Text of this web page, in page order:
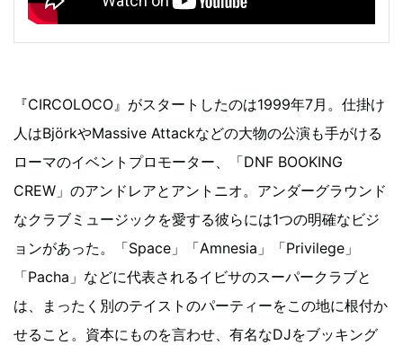
『CIRCOLOCO』がスタートしたのは1999年7月。仕掛け
人はBjörkやMassive Attackなどの大物の公演も手がける
ローマのイベントプロモーター、「DNF BOOKING
CREW」のアンドレアとアントニオ。アンダーグラウンド
なクラブミュージックを愛する彼らには1つの明確なビジ
ョンがあった。「Space」「Amnesia」「Privilege」
「Pacha」などに代表されるイビサのスーパークラブと
は、まったく別のテイストのパーティーをこの地に根付か
せること。資本にものを言わせ、有名なDJをブッキング